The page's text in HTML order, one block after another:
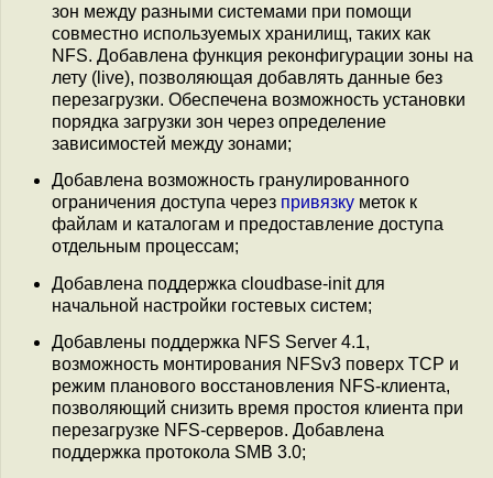
зон между разными системами при помощи
совместно используемых хранилищ, таких как
NFS. Добавлена функция реконфигурации зоны на
лету (live), позволяющая добавлять данные без
перезагрузки. Обеспечена возможность установки
порядка загрузки зон через определение
зависимостей между зонами;
Добавлена возможность гранулированного
ограничения доступа через привязку меток к
файлам и каталогам и предоставление доступа
отдельным процессам;
Добавлена поддержка cloudbase-init для
начальной настройки гостевых систем;
Добавлены поддержка NFS Server 4.1,
возможность монтирования NFSv3 поверх TCP и
режим планового восстановления NFS-клиента,
позволяющий снизить время простоя клиента при
перезагрузке NFS-серверов. Добавлена
поддержка протокола SMB 3.0;